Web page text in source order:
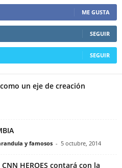
ME GUSTA
SEGUIR
SEGUIR
un eje de creación
y famosos - 5 octubre, 2014
HEROES contará con la